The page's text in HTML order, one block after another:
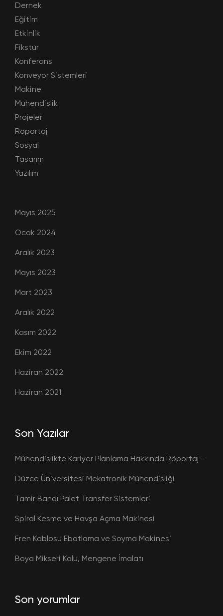
Dernek
Eğitim
Etkinlik
Fikstür
Konferans
Konveyör Sistemleri
Makine
Mühendislik
Projeler
Röportaj
Sosyal
Tasarım
Yazılım
Mayıs 2025
Ocak 2024
Aralık 2023
Mayıs 2023
Mart 2023
Aralık 2022
Kasım 2022
Ekim 2022
Haziran 2022
Haziran 2021
Son Yazılar
Mühendislikte Kariyer Planlama Hakkında Röportaj –
Düzce Üniversitesi Mekatronik Mühendisliği
Tamir Bandı Palet Transfer Sistemleri
Spiral Kesme ve Havşa Açma Makinesi
Fren Kablosu Ebatlama ve Soyma Makinesi
Boya Mikseri Kolu, Mengene İmalatı
Son yorumlar